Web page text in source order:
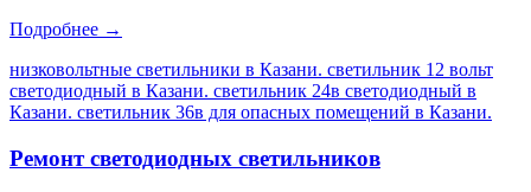
Подробнее →
низковольтные светильники в Казани. светильник 12 вольт
светодиодный в Казани. светильник 24в светодиодный в
Казани. светильник 36в для опасных помещений в Казани.
Ремонт светодиодных светильников